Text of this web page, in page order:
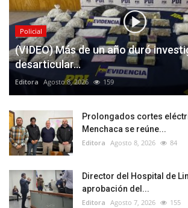
Policial
(VIDEO) Más de un año duró
desarticular...
Editora Agosto 8, 2026 159
Prolongados cortes
Menchaca se reúne...
Editora Agosto 8, 2026 84
Director del Hospital de
aprobación del...
Editora Agosto 7, 2026 155